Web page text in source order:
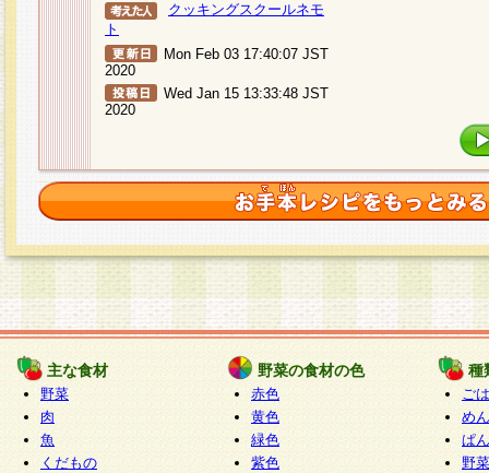
クッキングスクールネモ
ト
Mon Feb 03 17:40:07 JST
2020
Wed Jan 15 13:33:48 JST
2020
主な食材
野菜
肉
魚
くだもの
野菜の食材の色
赤色
黄色
緑色
紫色
種
ご
めん
ぱん
野